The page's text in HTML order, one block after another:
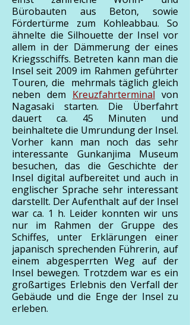
Bürobauten aus Beton, sowie
Fördertürme zum Kohleabbau. So
ähnelte die Silhouette der Insel vor
allem in der Dämmerung der eines
Kriegsschiffs. Betreten kann man die
Insel seit 2009 im Rahmen geführter
Touren, die mehrmals täglich gleich
neben dem Kreuzfahrterminal von
Nagasaki starten. Die Überfahrt
dauert ca. 45 Minuten und
beinhaltete die Umrundung der Insel.
Vorher kann man noch das sehr
interessante Gunkanjima Museum
besuchen, das die Geschichte der
Insel digital aufbereitet und auch in
englischer Sprache sehr interessant
darstellt. Der Aufenthalt auf der Insel
war ca. 1 h. Leider konnten wir uns
nur im Rahmen der Gruppe des
Schiffes, unter Erklärungen einer
japanisch sprechenden Führerin, auf
einem abgesperrten Weg auf der
Insel bewegen. Trotzdem war es ein
großartiges Erlebnis den Verfall der
Gebäude und die Enge der Insel zu
erleben.